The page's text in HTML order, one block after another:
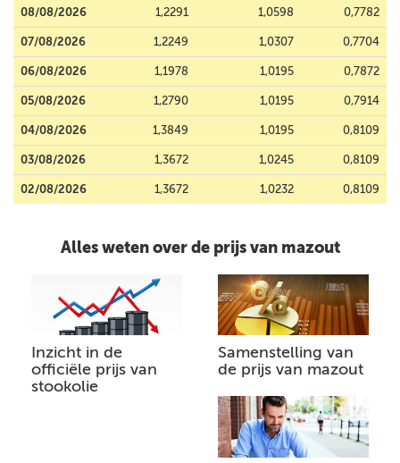
08/08/2026 1,2291 1,0598 0,7782
07/08/2026 1,2249 1,0307 0,7704
06/08/2026 1,1978 1,0195 0,7872
05/08/2026 1,2790 1,0195 0,7914
04/08/2026 1,3849 1,0195 0,8109
03/08/2026 1,3672 1,0245 0,8109
02/08/2026 1,3672 1,0232 0,8109
Alles weten over de prijs van mazout
Inzicht in de
officiële prijs van
stookolie
Samenstelling van
de prijs van mazout